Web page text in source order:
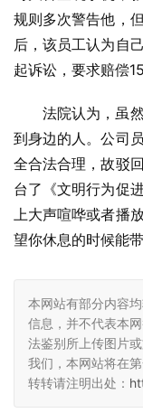
规则多次警告他，
后，该员工认为自
起诉讼，要求赔偿
法院认为，虽
到身边的人。公司
全合法合理，故驳
台了《文明行为促
上大声喧哗或者播
望你休息的时候能
本网站有部分内容
信息，并不代表本
法鉴别所上传图片
我们，本网站将在
转转请注明出处：